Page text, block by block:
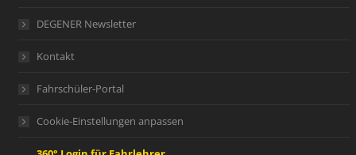
DEGENER Newsletter
Kontakt
Fahrschüler-Portal
Cookie-Einstellungen anpassen